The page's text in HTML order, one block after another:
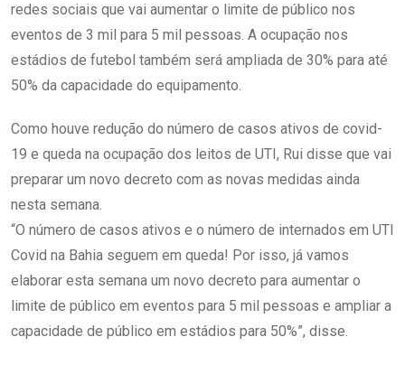
redes sociais que vai aumentar o limite de público nos
eventos de 3 mil para 5 mil pessoas. A ocupação nos
estádios de futebol também será ampliada de 30% para até
50% da capacidade do equipamento.
Como houve redução do número de casos ativos de covid-
19 e queda na ocupação dos leitos de UTI, Rui disse que vai
preparar um novo decreto com as novas medidas ainda
nesta semana.
“O número de casos ativos e o número de internados em UTI
Covid na Bahia seguem em queda! Por isso, já vamos
elaborar esta semana um novo decreto para aumentar o
limite de público em eventos para 5 mil pessoas e ampliar a
capacidade de público em estádios para 50%”, disse.